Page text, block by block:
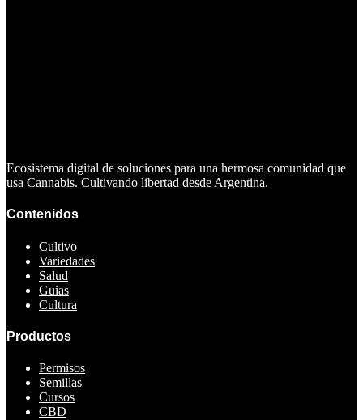
Ecosistema digital de soluciones para una hermosa comunidad que
usa Cannabis. Cultivando libertad desde Argentina.
Contenidos
Cultivo
Variedades
Salud
Guias
Cultura
Productos
Permisos
Semillas
Cursos
CBD